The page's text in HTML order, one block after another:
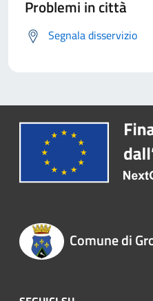
Problemi in città
Segnala disservizio
Comune di